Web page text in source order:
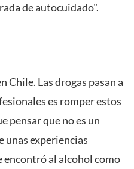
de autocuidado".
Las drogas pasan a
es romper estos
pensar que no es un
unas experiencias
al alcohol como